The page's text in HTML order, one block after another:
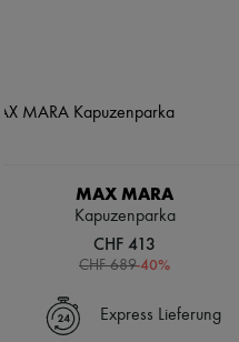
MAX MARA
Kapuzenparka
CHF 413
CHF 689-40%
Express Lieferung